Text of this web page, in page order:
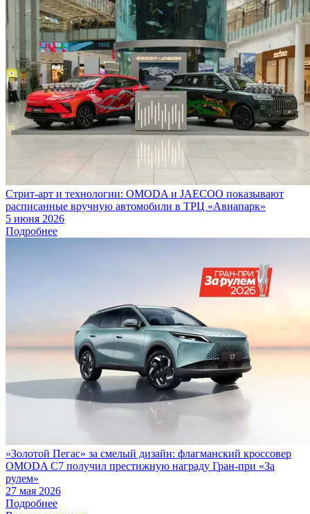
Стрит-арт и технологии: OMODA и JAECOO показывают
расписанные вручную автомобили в ТРЦ «Авиапарк»
5 июня 2026
Подробнее
«Золотой Пегас» за смелый дизайн: флагманский кроссовер
OMODA C7 получил престижную награду Гран-при «За
рулем»
27 мая 2026
Подробнее